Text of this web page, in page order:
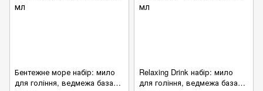
Бентежне море набір: мило
для гоління, ведмежа база
Relaxing Drink набір: мило
для гоління, ведмежа база